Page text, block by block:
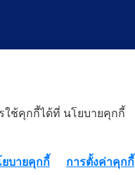
ใช้คุกกี้ได้ที่ นโยบายคุกกี้
ยบายคุกกี้ การตั้งค่าคุกกี้